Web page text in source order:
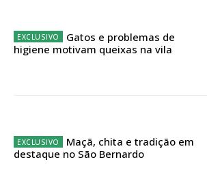
12 meses
Edição em papel entregue à
Acesso ao conteúdo online
Acesso aos conteúdos Exclusivos
Gatos e problemas de
higiene motivam queixas na vila
Maçã, chita e tradição em
destaque no São Bernardo